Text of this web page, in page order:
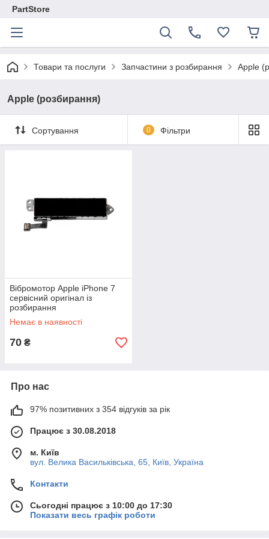
PartStore
Товари та послуги Запчастини з розбирання Apple
Apple (розбирання)
Сортування 0 Фільтри
Вібромотор Apple iPhone 7
сервісний оригінал із
розбирання
Немає в наявності
70 ₴
Про нас
97% позитивних з 354 відгуків за рік
Працює з 30.08.2018
м. Київ
вул. Велика Васильківська, 65, Київ, Україна
Контакти
Сьогодні працює з 10:00 до 17:30
Показати весь графік роботи